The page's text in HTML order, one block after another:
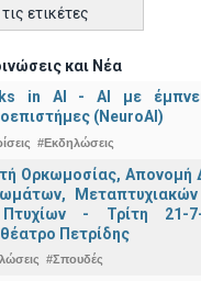
ετικέτες
και Νέα
in AI - ΑΙ με
(NeuroAI)
#Εκδηλώσεις
Ορκωμοσίας, Απονομή
- Τρίτη 21-
Πετρίδης
#Σπουδές